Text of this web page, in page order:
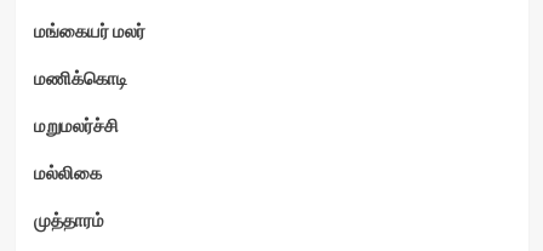
மங்கையர் மலர்
மணிக்கொடி
மறுமலர்ச்சி
மல்லிகை
முத்தாரம்